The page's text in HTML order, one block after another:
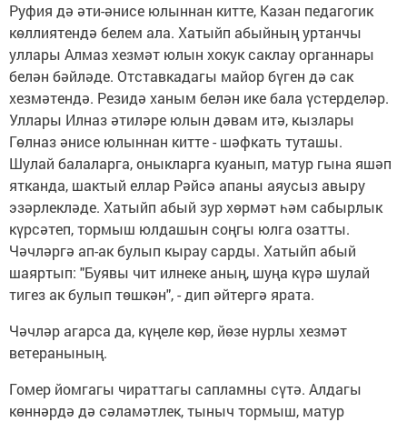
Руфия дә әти-әнисе юлыннан китте, Казан педагогик
көллиятендә белем ала. Хатыйп абыйның уртанчы
уллары Алмаз хезмәт юлын хокук саклау органнары
белән бәйләде. Отставкадагы майор бүген дә сак
хезмәтендә. Резидә ханым белән ике бала үстерделәр.
Уллары Илназ әтиләре юлын дәвам итә, кызлары
Гөлназ әнисе юлыннан китте - шәфкать туташы.
Шулай балаларга, оныкларга куанып, матур гына яшәп
ятканда, шактый еллар Рәйсә апаны аяусыз авыру
эзәрлекләде. Хатыйп абый зур хөрмәт һәм сабырлык
күрсәтеп, тормыш юлдашын соңгы юлга озатты.
Чәчләргә ап-ак булып кырау сарды. Хатыйп абый
шаяртып: "Буявы чит илнеке аның, шуңа күрә шулай
тигез ак булып төшкән", - дип әйтергә ярата.
Чәчләр агарса да, күңеле көр, йөзе нурлы хезмәт
ветеранының.
Гомер йомгагы чираттагы сапламны сүтә. Алдагы
көннәрдә дә сәламәтлек, тыныч тормыш, матур